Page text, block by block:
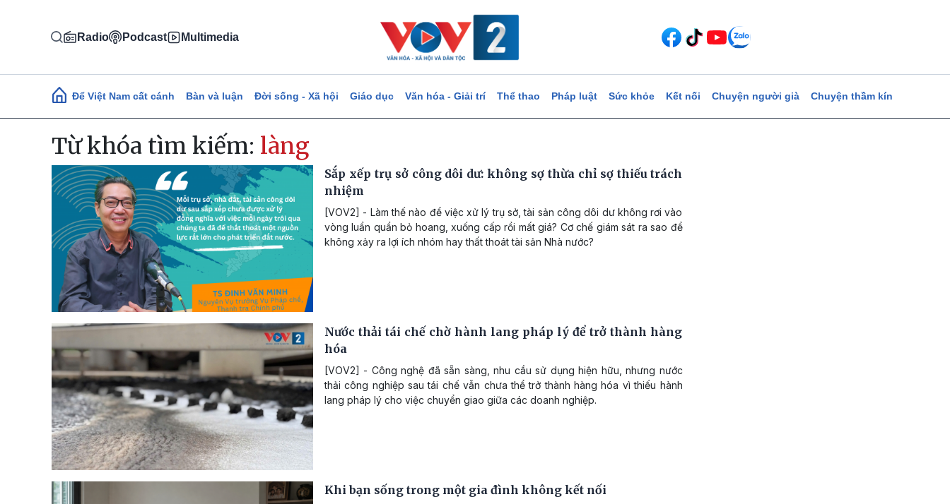
Radio Podcast Multimedia
Main navigation
Để Việt Nam cất cánh Bàn và luận Đời sống - Xã hội Giáo dục Văn hóa - Giải trí Thể thao Pháp luật Sức khỏe Kết nối Chuyện người già Chuyện thầm kín
Từ khóa tìm kiếm: làng
Sắp xếp trụ sở công dôi dư: không sợ thừa chỉ sợ thiếu trách
nhiệm
[VOV2] - Làm thế nào để việc xử lý trụ sở, tài sản công dôi dư không rơi vào
vòng luẩn quẩn bỏ hoang, xuống cấp rồi mất giá? Cơ chế giám sát ra sao để
không xảy ra lợi ích nhóm hay thất thoát tài sản Nhà nước?
Nước thải tái chế chờ hành lang pháp lý để trở thành hàng
hóa
[VOV2] - Công nghệ đã sẵn sàng, nhu cầu sử dụng hiện hữu, nhưng nước
thải công nghiệp sau tái chế vẫn chưa thể trở thành hàng hóa vì thiếu hành
lang pháp lý cho việc chuyển giao giữa các doanh nghiệp.
Khi bạn sống trong một gia đình không kết nối